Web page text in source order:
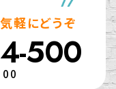
軽にどうぞ
500
00